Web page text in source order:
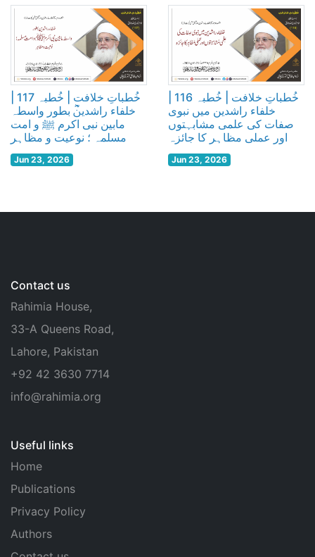
خلفاء راشدینؓ بطور واسطہ
مابین نبی اکرم ﷺ و امت
مسلمہ ؛ نوعیت و مظاہر
Jun 23, 2026
خلفاء راشدین میں نبوی
صفات کی علمی مشابہتوں
اور عملی مظاہر کا جائزہ
Jun 23, 2026
Contact us
Rahimia House,
33-A Queens Road,
Lahore, Pakistan
+92 42 3630 7714
info@rahimia.org
Useful links
Home
Publications
Privacy Policy
Authors